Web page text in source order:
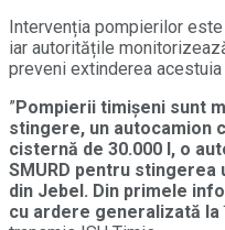
Intervenția pompierilor
iar autoritățile
preveni extinderea
”Pompierii timișeni sunt
stingere, un autocamion
cisternă de 30.000 l, o
SMURD pentru stingerea
din Jebel. Din primele
cu ardere generalizată